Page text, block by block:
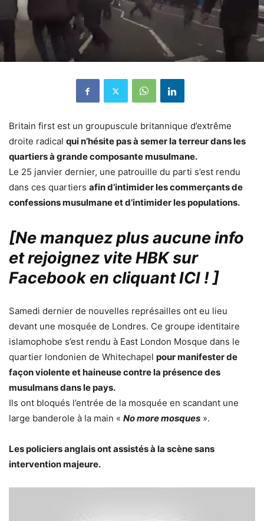
Britain first est un groupuscule britannique d’extrême
droite radical qui n’hésite pas à semer la terreur dans les
quartiers à grande composante musulmane.
Le 25 janvier dernier, une patrouille du parti s’est rendu
dans ces quartiers afin d’intimider les commerçants de
confessions musulmane et d’intimider les populations.
[Ne manquez plus aucune info
et rejoignez vite HBK sur
Facebook en cliquant ICI !]
Samedi dernier de nouvelles représailles ont eu lieu
devant une mosquée de Londres. Ce groupe identitaire
islamophobe s’est rendu à East London Mosque dans le
quartier londonien de Whitechapel pour manifester de
façon violente et haineuse contre la présence des
musulmans dans le pays.
Ils ont bloqués l’entrée de la mosquée en scandant une
large banderole à la main « No more mosques ».
Les policiers anglais ont assistés à la scène sans
intervention majeure.